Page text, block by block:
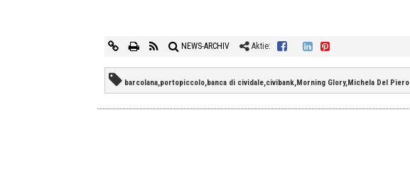
NEWS-ARCHIV Aktie:
barcolana,portopiccolo,banca di cividale,civibank,Morning Glory,Michela Del Piero